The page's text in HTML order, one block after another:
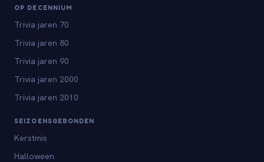
OP DECENNIUM
Trivia jaren 70
Trivia jaren 80
Trivia jaren 90
Trivia jaren 2000
Trivia jaren 2010
SEIZOENSGEBONDEN
Kerstmis
Halloween